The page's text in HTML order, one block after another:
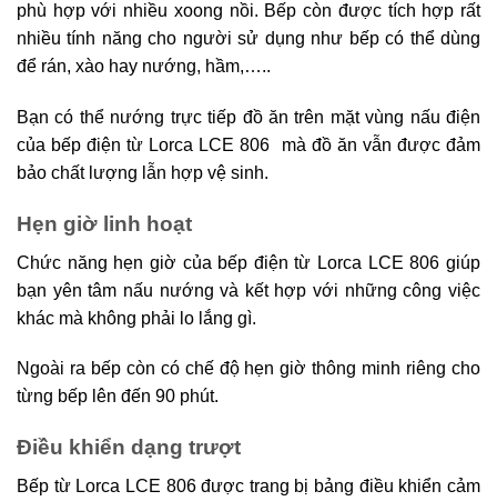
phù hợp với nhiều xoong nồi. Bếp còn được tích hợp rất
nhiều tính năng cho người sử dụng như bếp có thể dùng
để rán, xào hay nướng, hầm,…..
Bạn có thể nướng trực tiếp đồ ăn trên mặt vùng nấu điện
của bếp điện từ Lorca LCE 806 mà đồ ăn vẫn được đảm
bảo chất lượng lẫn hợp vệ sinh.
Hẹn giờ linh hoạt
Chức năng hẹn giờ của bếp điện từ Lorca LCE 806 giúp
bạn yên tâm nấu nướng và kết hợp với những công việc
khác mà không phải lo lắng gì.
Ngoài ra bếp còn có chế độ hẹn giờ thông minh riêng cho
từng bếp lên đến 90 phút.
Điều khiển dạng trượt
Bếp từ Lorca LCE 806 được trang bị bảng điều khiển cảm